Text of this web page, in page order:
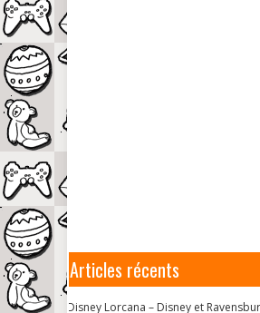
Articles récents
Disney Lorcana – Disney et